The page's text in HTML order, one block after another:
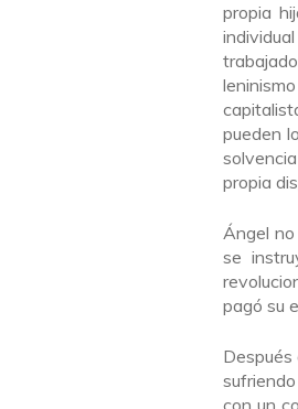
propia
pueden
propia
Ángel
se
pagó su
con un